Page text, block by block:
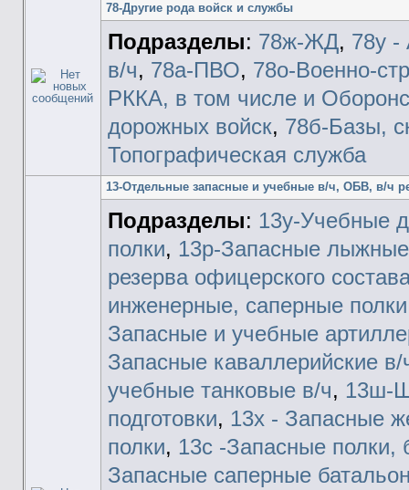
78-Другие рода войск и службы
Подразделы: 78ж-ЖД, 78у -
в/ч, 78а-ПВО, 78о-Военно-
РККА, в том числе и
дорожных войск, 78б-Базы,
Топографическая служба
13-Отдельные запасные и учебные в/ч, ОБВ, в/ч
Подразделы: 13у-Учебные
полки, 13р-Запасные
резерва офицерского
инженерные, саперные
Запасные и учебные
Запасные каваллерийские в/
учебные танковые в/ч, 13ш-
подготовки, 13х - Запасные
полки, 13с -Запасные полки,
Запасные саперные